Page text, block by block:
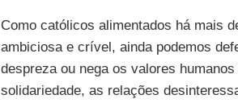
Como católicos alimentados há mais
ambiciosa e crível, ainda podemos
despreza ou nega os valores
solidariedade, as relações